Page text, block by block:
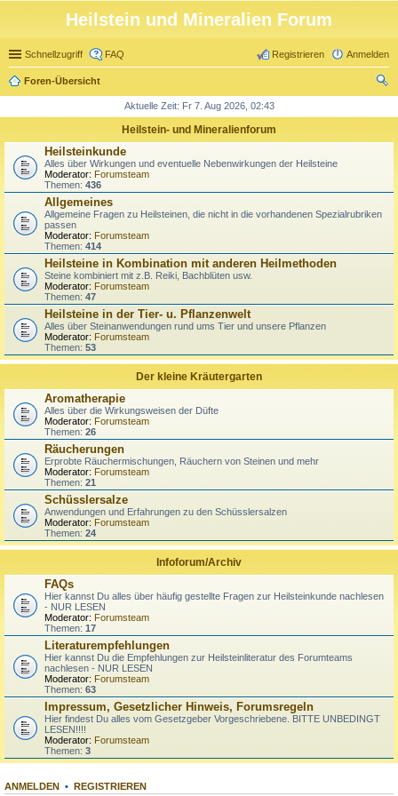
Heilstein und Mineralien Forum
Schnellzugriff FAQ Anmelden
Registrieren
Foren-Übersicht
Aktuelle Zeit: Fr 7. Aug 2026, 02:43
Heilstein- und Mineralienforum
Heilsteinkunde
Alles über Wirkungen und eventuelle Nebenwirkungen der Heilsteine
Moderator: Forumsteam
Themen: 436
Allgemeines
Allgemeine Fragen zu Heilsteinen, die nicht in die vorhandenen Spezialrubriken
passen
Moderator: Forumsteam
Themen: 414
Heilsteine in Kombination mit anderen Heilmethoden
Steine kombiniert mit z.B. Reiki, Bachblüten usw.
Moderator: Forumsteam
Themen: 47
Heilsteine in der Tier- u. Pflanzenwelt
Alles über Steinanwendungen rund ums Tier und unsere Pflanzen
Moderator: Forumsteam
Themen: 53
Der kleine Kräutergarten
Aromatherapie
Alles über die Wirkungsweisen der Düfte
Moderator: Forumsteam
Themen: 26
Räucherungen
Erprobte Räuchermischungen, Räuchern von Steinen und mehr
Moderator: Forumsteam
Themen: 21
Schüsslersalze
Anwendungen und Erfahrungen zu den Schüsslersalzen
Moderator: Forumsteam
Themen: 24
Infoforum/Archiv
FAQs
Hier kannst Du alles über häufig gestellte Fragen zur Heilsteinkunde nachlesen
- NUR LESEN
Moderator: Forumsteam
Themen: 17
Literaturempfehlungen
Hier kannst Du die Empfehlungen zur Heilsteinliteratur des Forumteams
nachlesen - NUR LESEN
Moderator: Forumsteam
Themen: 63
Impressum, Gesetzlicher Hinweis, Forumsregeln
Hier findest Du alles vom Gesetzgeber Vorgeschriebene. BITTE UNBEDINGT
LESEN!!!!
Moderator: Forumsteam
Themen: 3
ANMELDEN • REGISTRIEREN